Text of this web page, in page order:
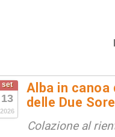
set
13
2026
Alba in canoa
delle Due
Colazione al